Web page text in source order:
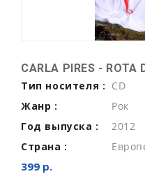
CARLA PIRES - ROTA
Тип носителя : CD
Жанр :
Рок
Год выпуска :
2012
Страна :
399 р.